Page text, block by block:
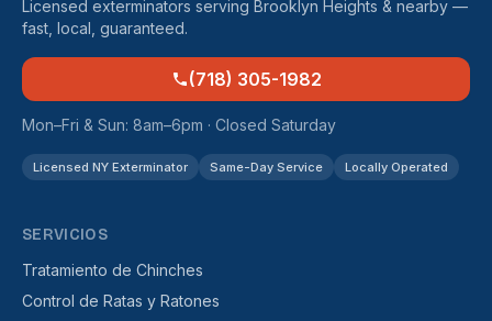
Licensed exterminators serving Brooklyn Heights & nearby —
fast, local, guaranteed.
(718) 305-1982
Mon–Fri & Sun: 8am–6pm · Closed Saturday
Licensed NY Exterminator Same-Day Service Locally Operated
SERVICIOS
Tratamiento de Chinches
Control de Ratas y Ratones